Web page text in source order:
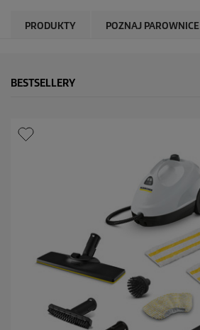
PRODUKTY POZNAJ PAROWNICE
BESTSELLERY